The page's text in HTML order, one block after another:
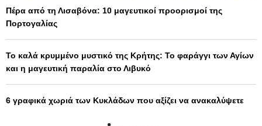
Πέρα από τη Λισαβόνα: 10 μαγευτικοί προορισμοί της
Πορτογαλίας
Το καλά κρυμμένο μυστικό της Κρήτης: Το φαράγγι των Αγίων
και η μαγευτική παραλία στο Λιβυκό
6 γραφικά χωριά των Κυκλάδων που αξίζει να ανακαλύψετε